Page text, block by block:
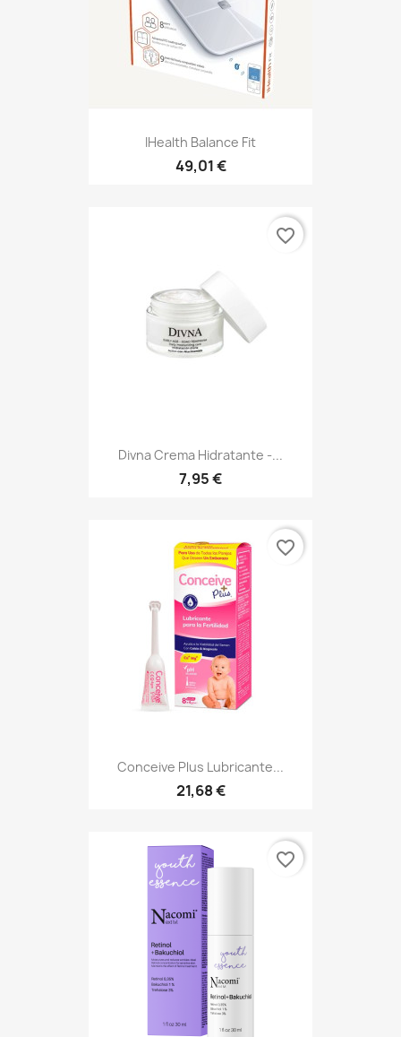
IHealth Balance Fit
49,01 €
Divna Crema Hidratante -...
7,95 €
favorite_border
Conceive Plus Lubricante...
21,68 €
favorite_border
favorite_border